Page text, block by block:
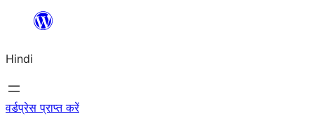
सामग्री
जाएं
Hindi
वर्डप्रेस प्राप्त करें